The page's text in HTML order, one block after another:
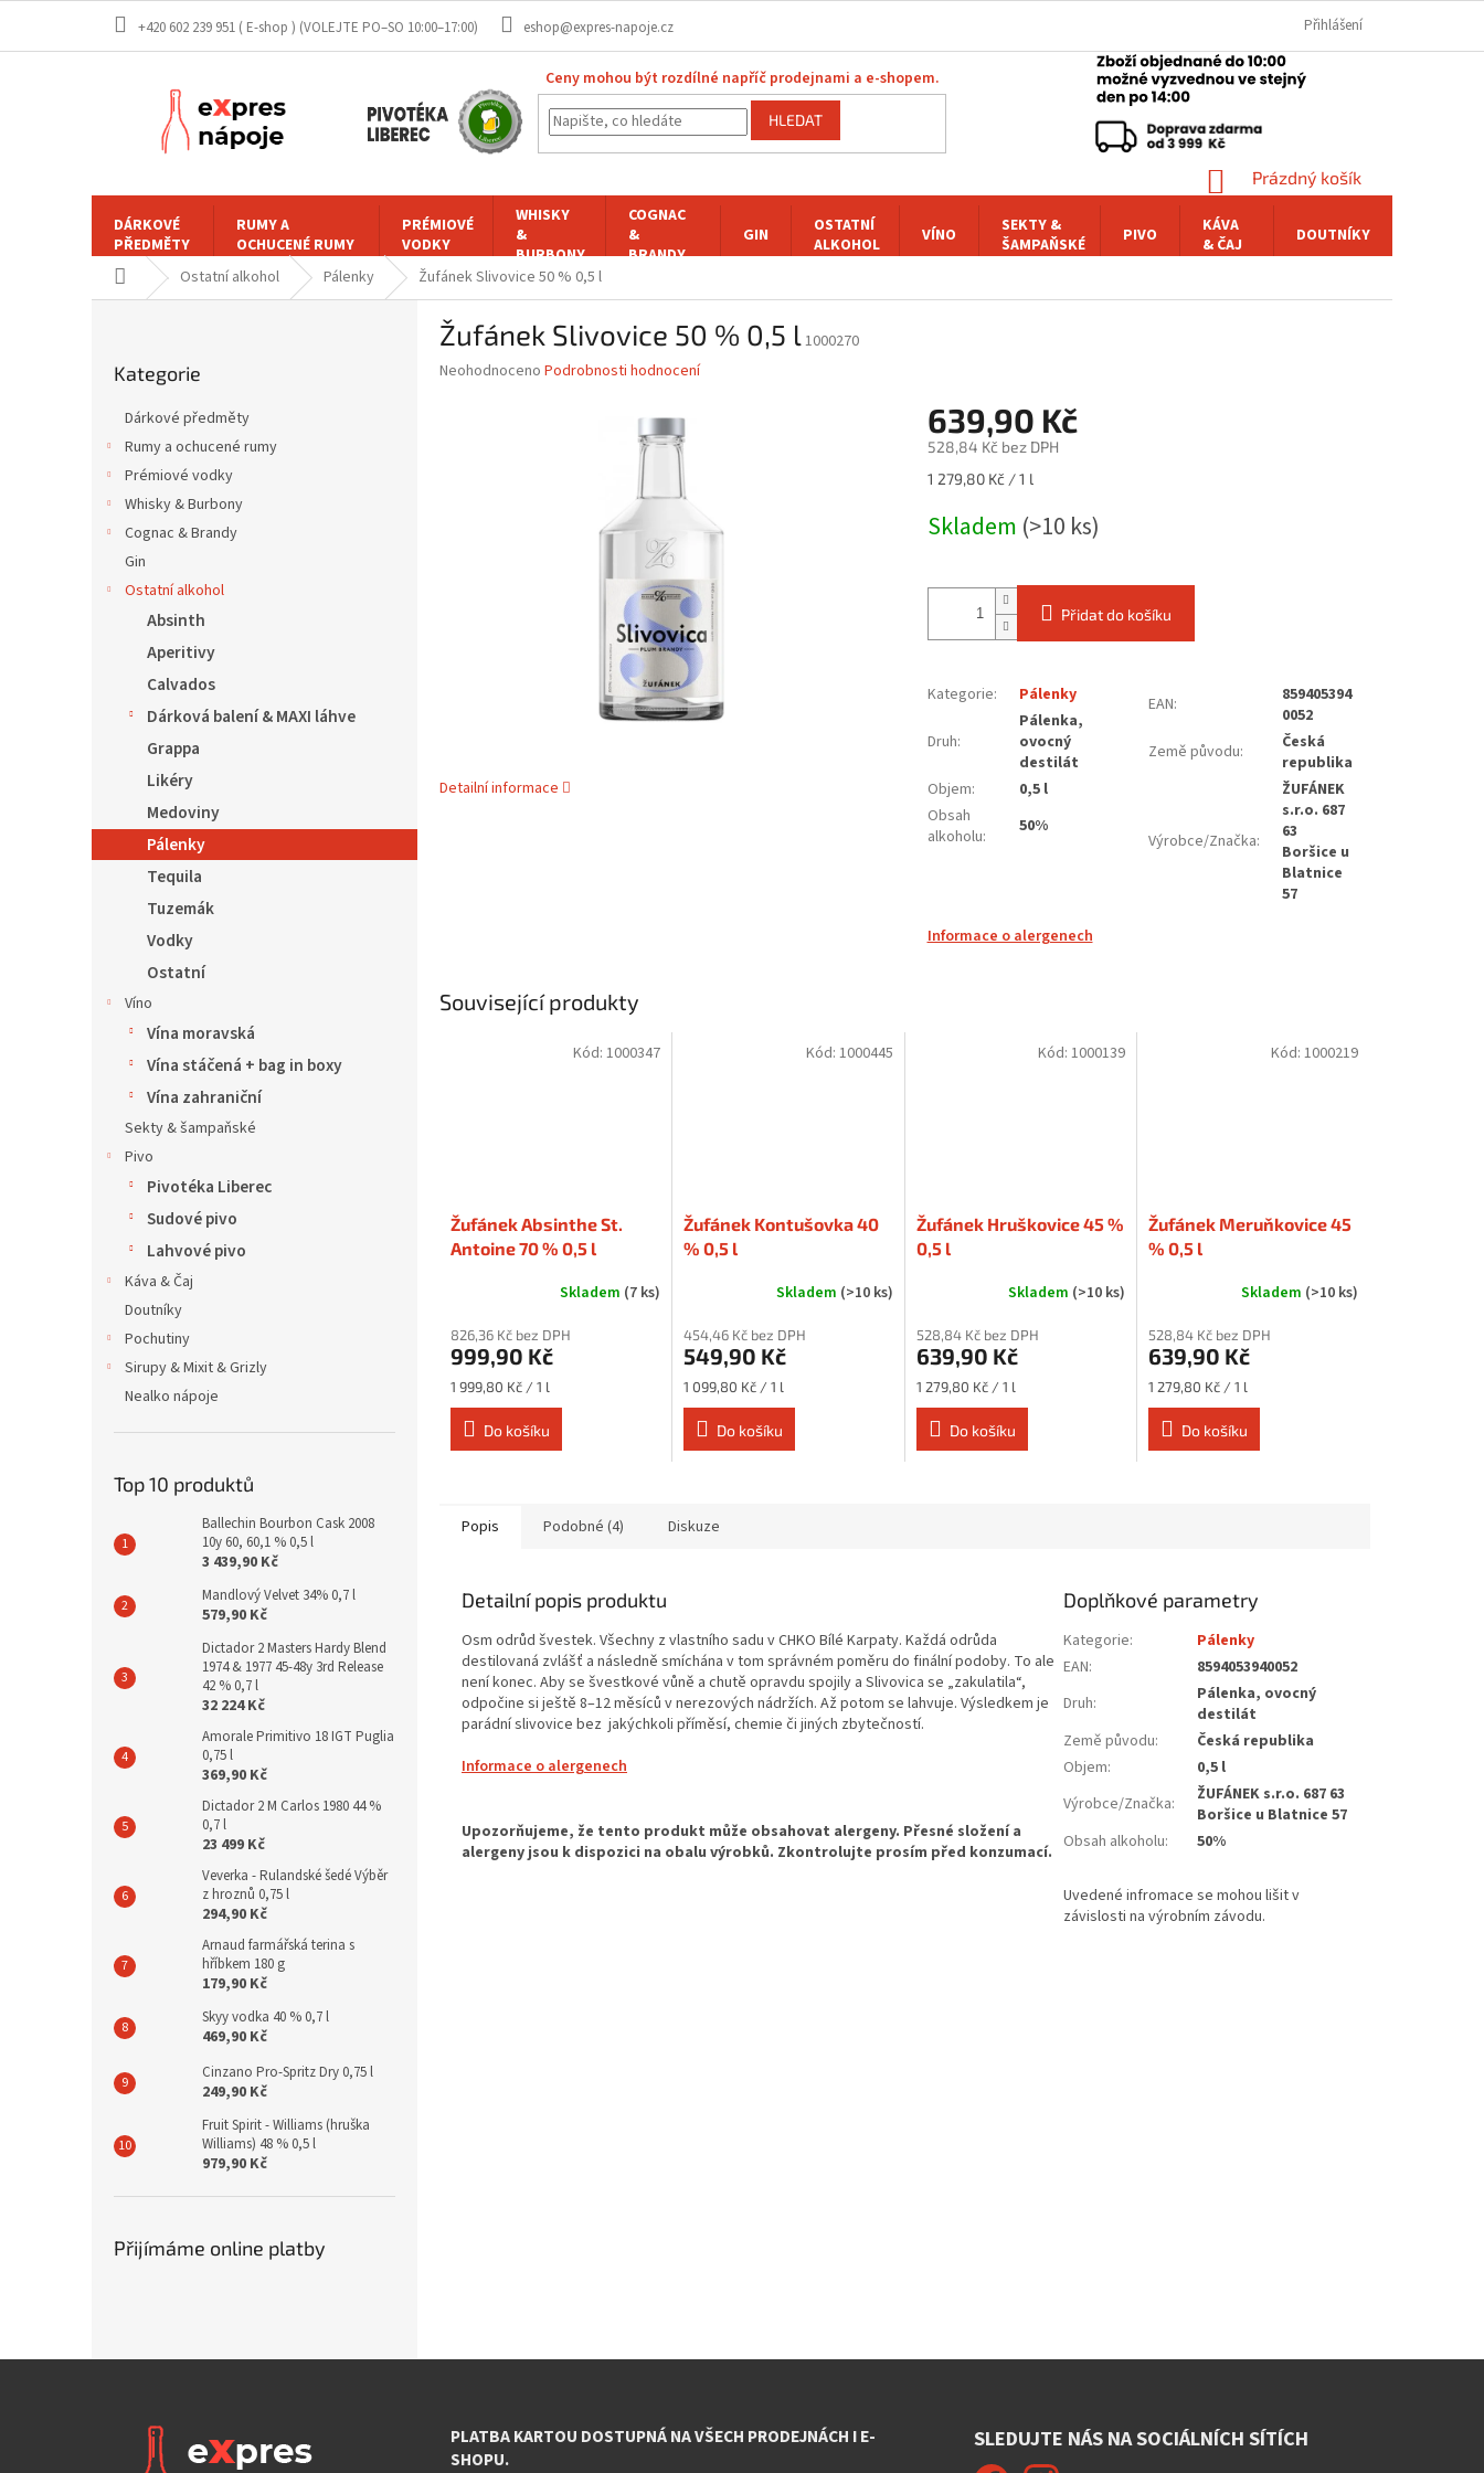
obsah
+420 602 239 951 ( E-shop ) eshop@expres-napoje.cz Přihlášení
Ceny mohou být rozdílné napříč prodejnami a e-shopem.
HLEDAT
NÁKUPNÍ
KOŠÍK
Prázdný košík
DÁRKOVÉ
PŘEDMĚTY
RUMY A
OCHUCENÉ RUMY
PRÉMIOVÉ
VODKY
WHISKY
&
BURBONY
COGNAC
&
BRANDY
GIN
OSTATNÍ
ALKOHOL
VÍNO
SEKTY &
ŠAMPAŇSKÉ
PIVO
KÁVA
& ČAJ
DOUTNÍKY
Domů Ostatní alkohol Pálenky Žufánek Slivovice 50 % 0,5 l
kategorie
Kategorie
Dárkové předměty
Rumy a ochucené rumy
Prémiové vodky
Whisky & Burbony
Cognac & Brandy
Gin
Ostatní alkohol
Absinth
Aperitivy
Calvados
Dárková balení & MAXI láhve
Grappa
Likéry
Medoviny
Pálenky
Tequila
Tuzemák
Vodky
Ostatní
Víno
Vína moravská
Vína stáčená + bag in boxy
Vína zahraniční
Sekty & šampaňské
Pivo
Pivotéka Liberec
Sudové pivo
Lahvové pivo
Káva & Čaj
Doutníky
Pochutiny
Sirupy & Mixit & Grizly
Nealko nápoje
Top 10 produktů
Ballechin Bourbon Cask 2008
10y 60, 60,1 % 0,5 l
3 439,90 Kč
Mandlový Velvet 34% 0,7 l
579,90 Kč
Dictador 2 Masters Hardy Blend
1974 & 1977 45-48y 3rd Release
42 % 0,7 l
32 224 Kč
Amorale Primitivo 18 IGT Puglia
0,75 l
369,90 Kč
Dictador 2 M Carlos 1980 44 %
0,7 l
23 499 Kč
Veverka - Rulandské šedé Výběr
z hroznů 0,75 l
294,90 Kč
Arnaud farmářská terina s
hříbkem 180 g
179,90 Kč
Skyy vodka 40 % 0,7 l
469,90 Kč
Cinzano Pro-Spritz Dry 0,75 l
249,90 Kč
Fruit Spirit - Williams (hruška
Williams) 48 % 0,5 l
979,90 Kč
Přijímáme online platby
Žufánek Slivovice 50 % 0,5 l1000270
Průměrné
Neohodnoceno Podrobnosti hodnocení
Detailní informace
639,90 Kč
528,84 Kč bez DPH
Měrná
1 279,80 Kč / 1 l
Skladem (>10 ks)
Přidat do košíku
Kategorie: Pálenky
Druh:
Pálenka,
ovocný
destilát
Objem:
0,5 l
Obsah
alkoholu: 50%
EAN:
859405394
0052
Země původu:
Česká
republika
Výrobce/Značka:
ŽUFÁNEK
s.r.o. 687
63
Boršice u
Blatnice
57
Informace o alergenech
Související produkty
Žufánek Absinthe St.
Antoine 70 % 0,5 l
Skladem (7 ks)
826,36 Kč bez DPH
999,90 Kč
Měrná
cena:
1 999,80 Kč / 1 l
Do košíku
Kód: 1000347
Žufánek Kontušovka 40
% 0,5 l
Skladem (>10 ks)
454,46 Kč bez DPH
549,90 Kč
Měrná
cena:
1 099,80 Kč / 1 l
Do košíku
Kód: 1000445
Žufánek Hruškovice 45 %
0,5 l
Skladem (>10 ks)
528,84 Kč bez DPH
639,90 Kč
Měrná
cena:
1 279,80 Kč / 1 l
Do košíku
Kód:1000139
Žufánek Meruňkovice 45
% 0,5 l
Skladem (>10 ks)
528,84 Kč bez DPH
639,90 Kč
Měrná
cena:
1 279,80 Kč / 1 l
Do košíku
Kód: 1000219
Popis Podobné (4) Diskuze
Detailní popis produktu
Osm odrůd švestek. Všechny z vlastního sadu v CHKO Bílé Karpaty. Každá odrůda
destilovaná zvlášť a následně smíchána v tom správném poměru do finální podoby. To ale
není konec. Aby se švestkové vůně a chutě opravdu spojily a Slivovica se „zakulatila“,
odpočine si ještě 8–12 měsíců v nerezových nádržích. Až potom se lahvuje. Výsledkem je
parádní slivovice bez jakýchkoli příměsí, chemie či jiných zbytečností.
Informace o alergenech
Doplňkové parametry
Kategorie:
Pálenky
EAN:
8594053940052
Druh:
Pálenka, ovocný
destilát
Země původu:
Česká republika
Objem:
0,5 l
Výrobce/Značka:
ŽUFÁNEK s.r.o. 687 63
Boršice u Blatnice 57
Obsah alkoholu: 50%
PLATBA KARTOU DOSTUPNÁ NA VŠECH PRODEJNÁCH I E-
SHOPU.
SLEDUJTE NÁS NA SOCIÁLNÍCH SÍTÍCH